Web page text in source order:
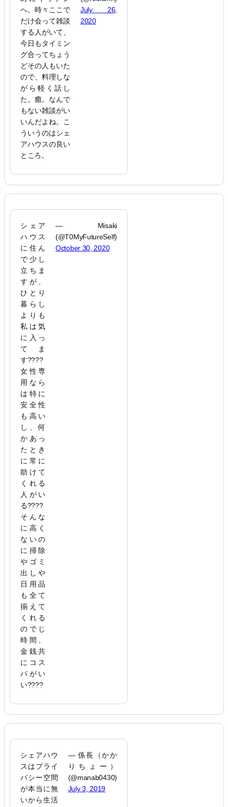
へ。時々ここで
だけ会って雑談
する人がいて、
今日もタイミン
グ合ってちょう
どその人もいた
ので、料理しな
がら軽く話し
た。癒。なんで
もない雑談がい
いんだよね。こ
ういうのはシェ
アハウスの良い
ところ。
July 26,
2020
シェア
ハウス
に住ん
で少し
立ちま
すが、
ひとり
暮らし
よりも
私は気
に入っ
てま
す????
女性専
用なら
は特に
安全性
も高い
し、何
かあっ
たとき
に常に
助けて
くれる
人がい
る????
そんな
に高く
ないの
に掃除
やゴミ
出しや
日用品
も全て
揃えて
くれる
のでじ
時間、
金銭共
にコス
パがい
い????
— Misaki
(@T0MyFutureSelf)
October 30, 2020
シェアハウ
スはプライ
バシー空間
が本当に無
いから生活
— 係長（かか
りちょー）
(@manab0430)
July 3, 2019